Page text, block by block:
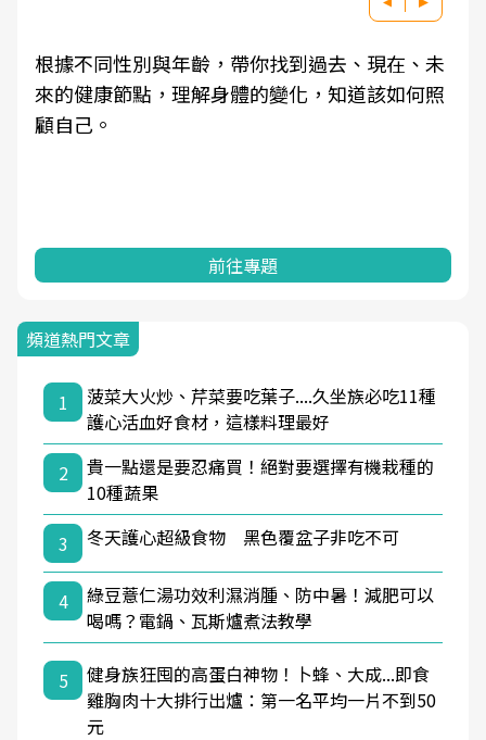
根據不同性別與年齡，帶你找到過去、現在、未
來的健康節點，理解身體的變化，知道該如何照
顧自己。
前往專題
頻道熱門文章
1
菠菜大火炒、芹菜要吃葉子....久坐族必吃11種
護心活血好食材，這樣料理最好
2
貴一點還是要忍痛買！絕對要選擇有機栽種的
10種蔬果
3
冬天護心超級食物 黑色覆盆子非吃不可
4
綠豆薏仁湯功效利濕消腫、防中暑！減肥可以
喝嗎？電鍋、瓦斯爐煮法教學
5
健身族狂囤的高蛋白神物！卜蜂、大成...即食
雞胸肉十大排行出爐：第一名平均一片不到50
元